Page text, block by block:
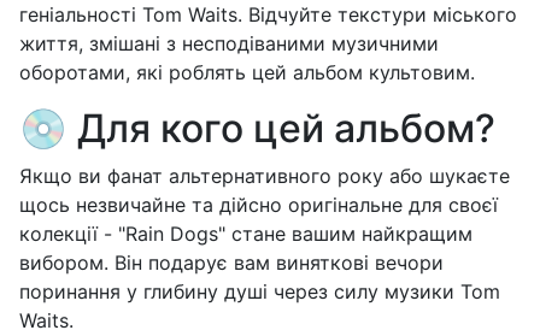
геніальності Tom Waits. Відчуйте текстури міського
життя, змішані з несподіваними музичними
оборотами, які роблять цей альбом культовим.
💿 Для кого цей альбом?
Якщо ви фанат альтернативного року або шукаєте
щось незвичайне та дійсно оригінальне для своєї
колекції - "Rain Dogs" стане вашим найкращим
вибором. Він подарує вам виняткові вечори
поринання у глибину душі через силу музики Tom
Waits.